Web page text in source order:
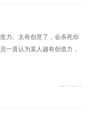
力。太有创意了，会杀死你
一直认为某人越有创造力，
网站设计